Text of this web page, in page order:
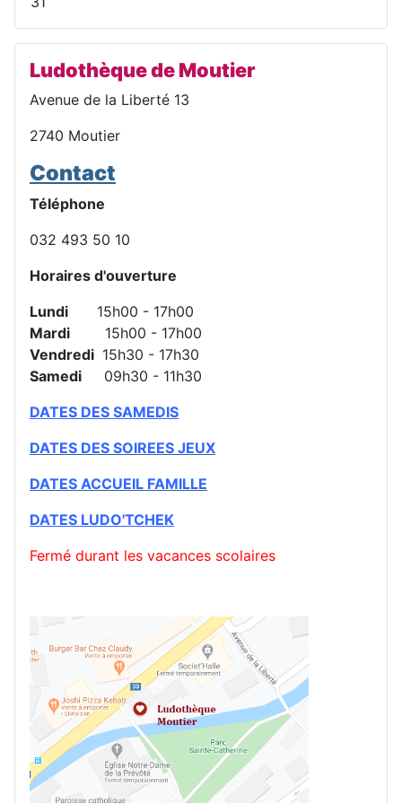
Ludothèque de Moutier
Avenue de la Liberté 13
2740 Moutier
Contact
Téléphone
032 493 50 10
Horaires d'ouverture
Lundi 15h00 - 17h00
Mardi
15h00 - 17h00
Vendredi 15h30 - 17h30
Samedi 09h30 - 11h30
DATES DES SAMEDIS
DATES DES SOIREES JEUX
DATES ACCUEIL FAMILLE
DATES LUDO'TCHEK
Fermé durant les vacances scolaires